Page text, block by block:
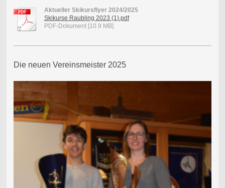
Aktueller Skikursflyer 2024/2025
Skikurse Raubling 2023 (1).pdf
PDF-Dokument [10.9 MB]
Die neuen Vereinsmeister 2025